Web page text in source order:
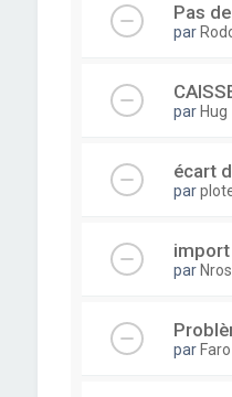
Pas
par
par Hug
écart
par
par
par Faro